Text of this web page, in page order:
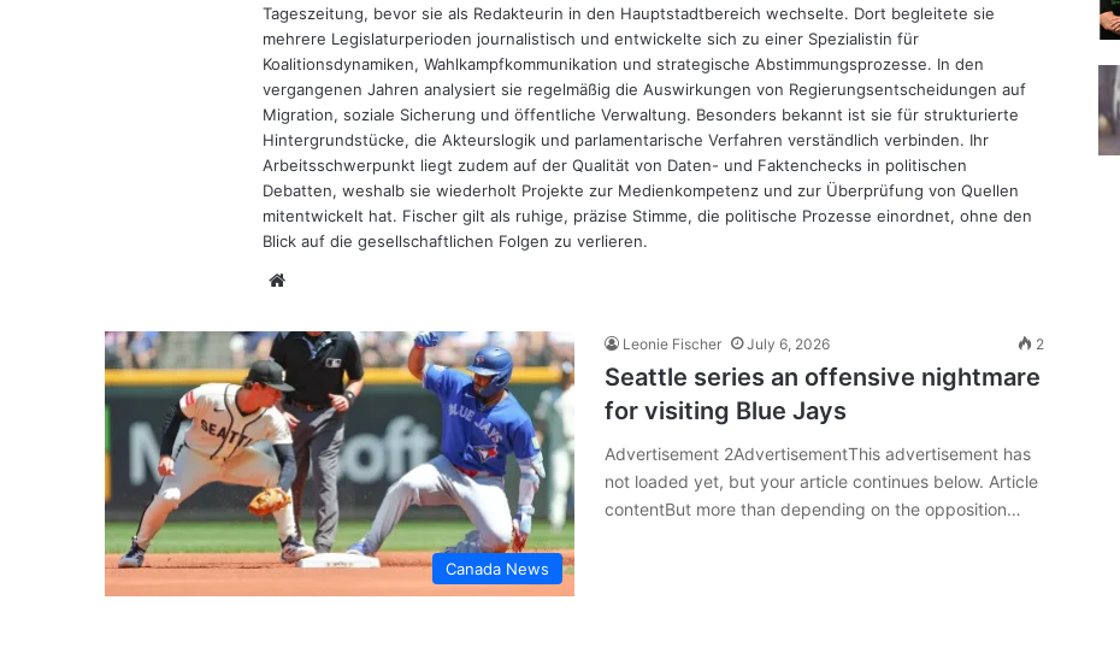
Tageszeitung, bevor sie als Redakteurin in den Hauptstadtbereich wechselte. Dort begleitete sie
mehrere Legislaturperioden journalistisch und entwickelte sich zu einer Spezialistin für
Koalitionsdynamiken, Wahlkampfkommunikation und strategische Abstimmungsprozesse. In den
vergangenen Jahren analysiert sie regelmäßig die Auswirkungen von Regierungsentscheidungen auf
Migration, soziale Sicherung und öffentliche Verwaltung. Besonders bekannt ist sie für strukturierte
Hintergrundstücke, die Akteurslogik und parlamentarische Verfahren verständlich verbinden. Ihr
Arbeitsschwerpunkt liegt zudem auf der Qualität von Daten- und Faktenchecks in politischen
Debatten, weshalb sie wiederholt Projekte zur Medienkompetenz und zur Überprüfung von Quellen
mitentwickelt hat. Fischer gilt als ruhige, präzise Stimme, die politische Prozesse einordnet, ohne den
Blick auf die gesellschaftlichen Folgen zu verlieren.
Canada News
Leonie Fischer July 6, 2026 2
Seattle series an offensive nightmare
for visiting Blue Jays
Advertisement 2AdvertisementThis advertisement has
not loaded yet, but your article continues below. Article
contentBut more than depending on the opposition…